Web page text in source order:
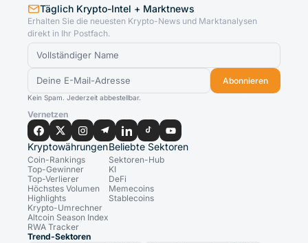
Täglich Krypto-Intel + Marktnews
Erhalten Sie die neuesten Krypto-News und Marktanalysen
direkt in Ihr Postfach.
Abonnieren
Kein Spam. Jederzeit abbestellbar.
Vernetzen
Kryptowährungen
Coin-Rankings
Top-Gewinner
Top-Verlierer
Höchstes Volumen
Highlights
Krypto-Umrechner
Altcoin Season Index
RWA Tracker
Beliebte Sektoren
Sektoren-Hub
KI
DeFi
Memecoins
Stablecoins
Trend-Sektoren